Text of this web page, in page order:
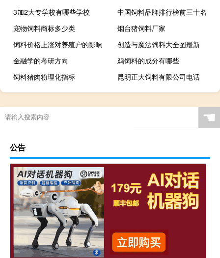
3加2大专学校有哪些学校
中国饲料品牌排行榜前三十名
宠物饲料商标多少类
烟台猪饲料厂家
饲料价格上涨对养殖户的影响
创造与魔法饲料大全图最新
金融学的考研方向
鸡饲料的成分有哪些
饲料猪肉粉理化指标
昆明正大饲料有限公司电话
☚
公告